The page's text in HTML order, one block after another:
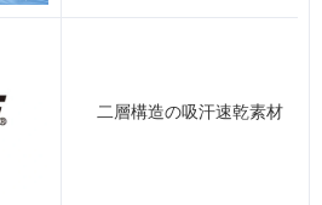
二層構造の吸汗速乾素材